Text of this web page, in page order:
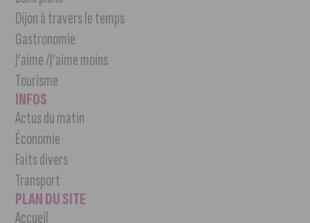
Dijon à travers le temps
Gastronomie
J’aime /J’aime moins
Tourisme
INFOS
Actus du matin
Économie
Faits divers
Transport
PLAN DU SITE
Accueil